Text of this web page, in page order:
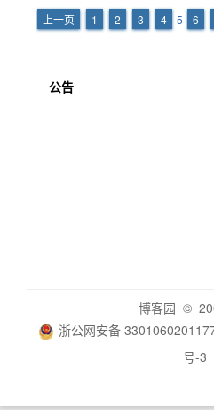
上一页 1 2 3 4 5 6
公告
博客园 ©
浙公网安备
号-3